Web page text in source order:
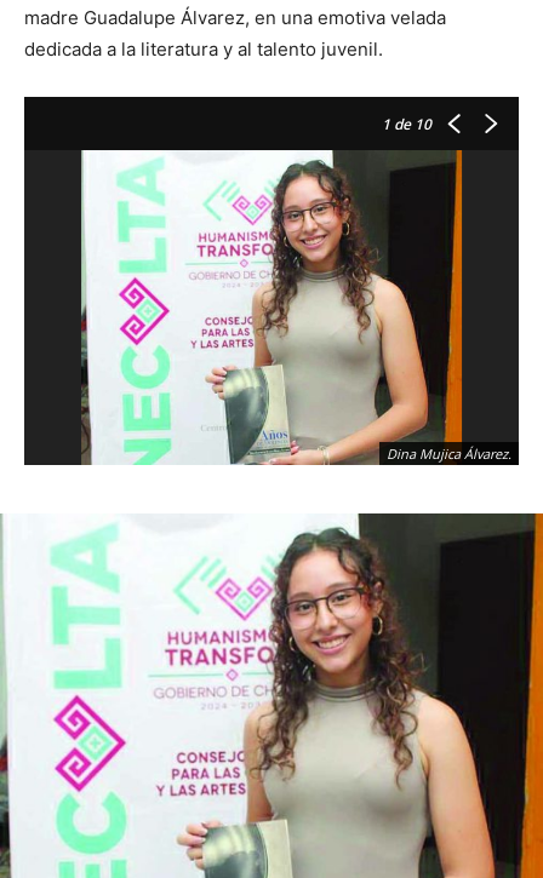
madre Guadalupe Álvarez, en una emotiva velada
dedicada a la literatura y al talento juvenil.
1 de 10
Dina Mujica Álvarez.